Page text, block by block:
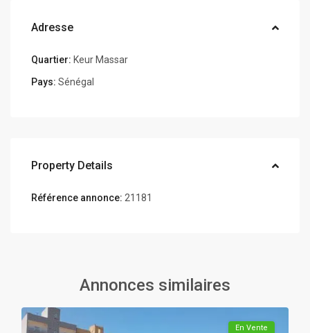
Adresse
Quartier: Keur Massar
Pays: Sénégal
Property Details
Référence annonce: 21181
Annonces similaires
En Vente